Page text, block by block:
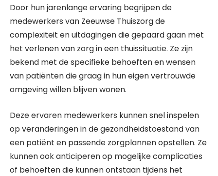
Door hun jarenlange ervaring begrijpen de
medewerkers van Zeeuwse Thuiszorg de
complexiteit en uitdagingen die gepaard gaan met
het verlenen van zorg in een thuissituatie. Ze zijn
bekend met de specifieke behoeften en wensen
van patiënten die graag in hun eigen vertrouwde
omgeving willen blijven wonen.
Deze ervaren medewerkers kunnen snel inspelen
op veranderingen in de gezondheidstoestand van
een patiënt en passende zorgplannen opstellen. Ze
kunnen ook anticiperen op mogelijke complicaties
of behoeften die kunnen ontstaan tijdens het